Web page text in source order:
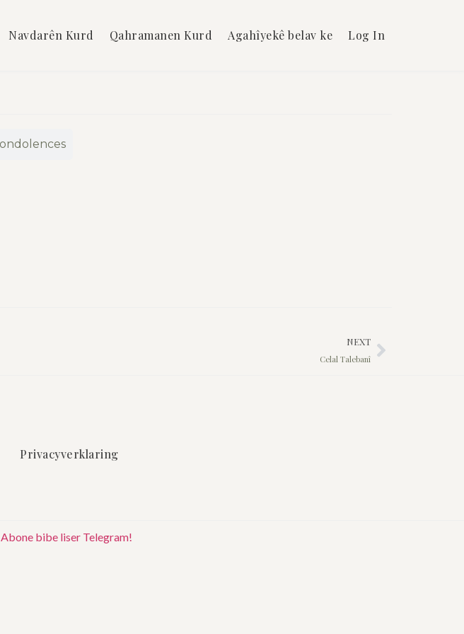
Navdarên Kurd Qahramanen Kurd Agahîyekê belav ke Log In
NEXT
Celal Talebanî
Privacyverklaring
Abone bibe liser Telegram!